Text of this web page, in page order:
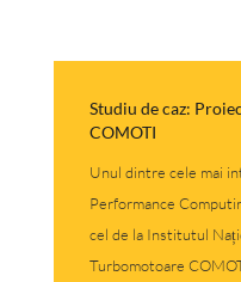
Studiu de caz:
COMOTI
Unul dintre cele mai
Performance
cel de la Institutul
Turbomotoare